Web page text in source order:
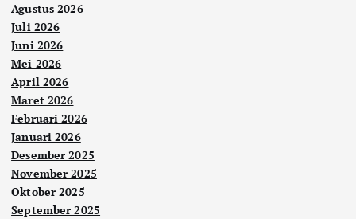
Agustus 2026
Juli 2026
Juni 2026
Mei 2026
April 2026
Maret 2026
Februari 2026
Januari 2026
Desember 2025
November 2025
Oktober 2025
September 2025